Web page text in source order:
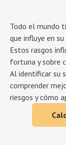
Todo el mundo
que influye en
Estos rasgos
fortuna y sobre
Al identificar su
comprender
riesgos y cómo